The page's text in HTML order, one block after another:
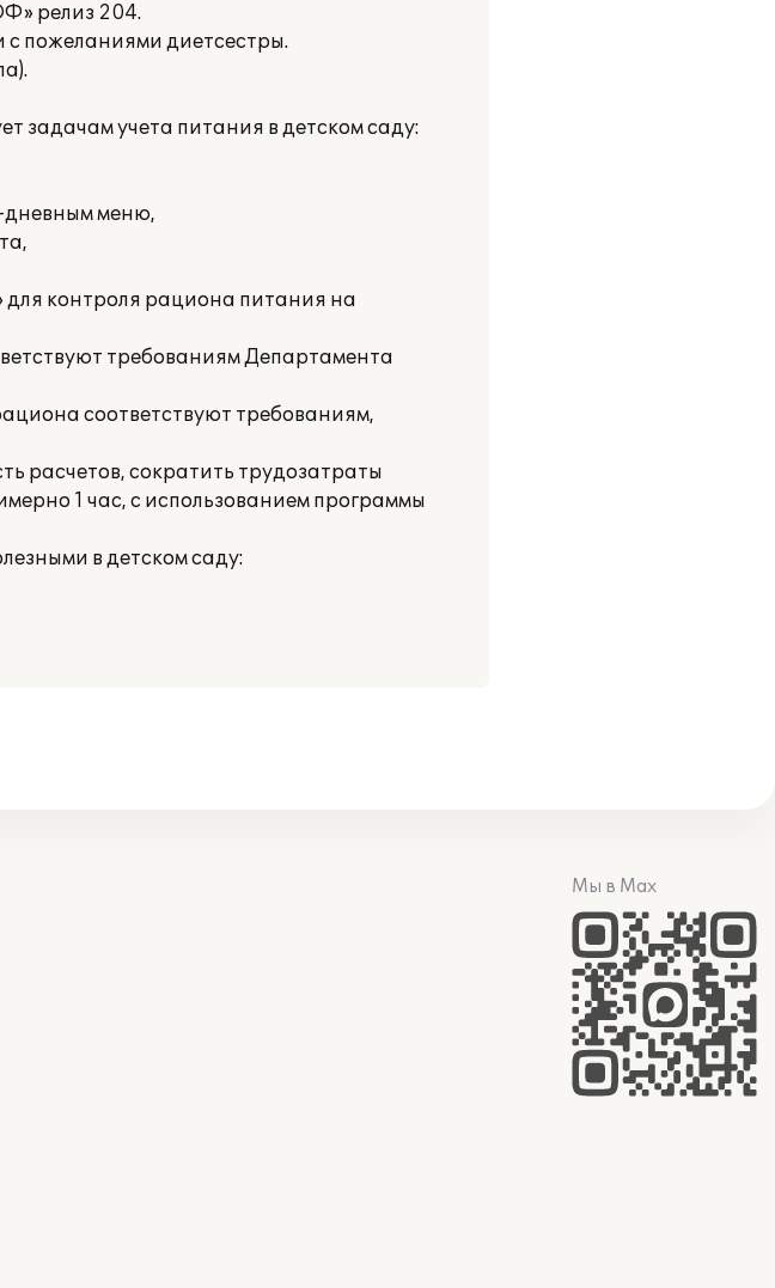
релиз 204.
с пожеланиями диетсестры.
задачам учета питания в детском саду:
дневным меню,
для контроля рациона питания на
требованиям Департамента
соответствуют требованиям,
расчетов, сократить трудозатраты
1 час, с использованием программы
в детском саду:
Мы в Max